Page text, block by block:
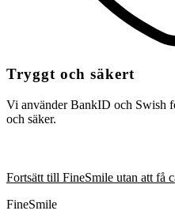
Tryggt och säkert
Vi använder BankID och Swish
och säker.
Fortsätt till FineSmile utan att få
FineSmile